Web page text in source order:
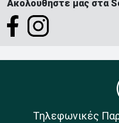
Ακολουθήστε μας στα
Τηλεφωνικές